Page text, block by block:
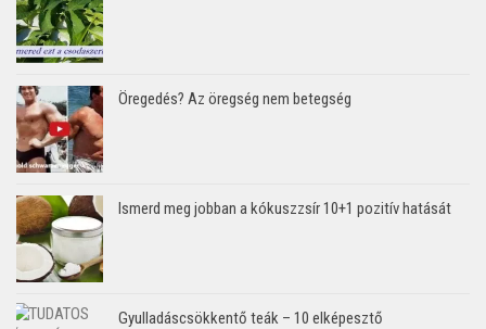
Öregedés? Az öregség nem betegség
Ismerd meg jobban a kókuszzsír 10+1 pozitív hatását
Gyulladáscsökkentő teák – 10 elképesztő